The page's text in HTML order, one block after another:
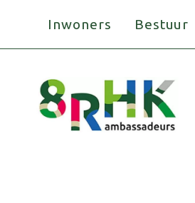
Inwoners Bestuur